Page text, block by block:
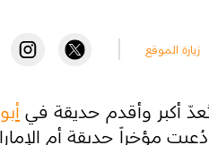
زيارة الموقع
أكبر وأقدم حديقة في
مؤخراً حديقة أم